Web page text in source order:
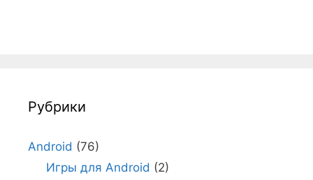
Рубрики
Android (76)
Игры для Android (2)